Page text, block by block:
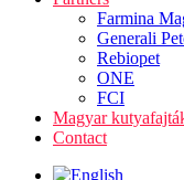
Farmina
Generali
Rebiopet
ONE
FCI
Magyar
Contact